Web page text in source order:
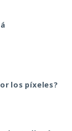
los píxeles?